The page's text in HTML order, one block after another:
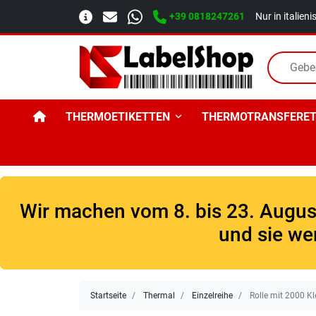
+39 0818247261 Nur in
THERMOETIKETTEN
Wir machen vom 8. bis 23.
und sie
Startseite Thermal Einzelreihe Rolle mit 2000